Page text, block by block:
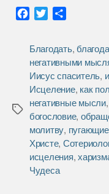
e
b
o
o
k
t
t
e
r
р
а
в
и
т
ь
Метки
Благодать,
негативными
Иисус спаситель,
Исцеление, как
негативные мысли,
богословие,
молитву,
Христе,
исцеления,
Чудеса